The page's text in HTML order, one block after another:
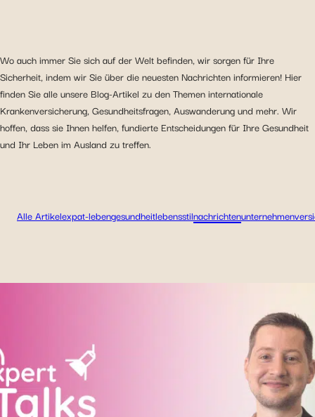
Wo auch immer Sie sich auf der Welt befinden, wir sorgen für Ihre
Sicherheit, indem wir Sie über die neuesten Nachrichten informieren! Hier
finden Sie alle unsere Blog-Artikel zu den Themen internationale
Krankenversicherung, Gesundheitsfragen, Auswanderung und mehr. Wir
hoffen, dass sie Ihnen helfen, fundierte Entscheidungen für Ihre Gesundheit
und Ihr Leben im Ausland zu treffen.
Alle Artikelexpat-lebengesundheitlebensstilnachrichtenunternehmen